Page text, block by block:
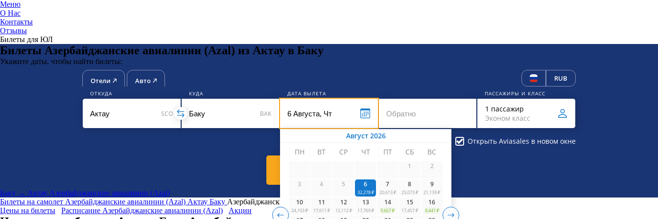
ЮниТикет
Меню
О Нас
Контакты
Отзывы
Билеты для ЮЛ
Билеты Азербайджанские авиалинии (Azal) из Актау в Баку
Укажите даты, чтобы найти билеты:
Отели Авто RUB
ОТКУДА
SCO
КУДА
BAK
ДАТА ВЫЛЕТА
Август 2026
ПН
ВТ СР ЧТ ПТ СБ ВС
1 2
3 4 5 6
32,278 ₽
7
20,613 ₽
8
25,073 ₽
9
21,139 ₽
10
24,103 ₽
11
17,611 ₽
12
12,112 ₽
13
17,769 ₽
14
9,667 ₽
15
17,457 ₽
16
8,441 ₽
ПАССАЖИРЫ И КЛАСС
1 пассажир
Эконом класс
Открыть Aviasales в новом окне
Баку → Актау Азербайджанские авиалинии (Azal)
Билеты на самолет Азербайджанские авиалинии (Azal) Актау Баку Азербайджанские авиалинии (Azal) из Актау в Баку
Цены на билеты
Расписание Азербайджанские авиалинии (Azal) Акции